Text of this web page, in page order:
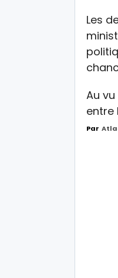
Les
Au
entre
Par